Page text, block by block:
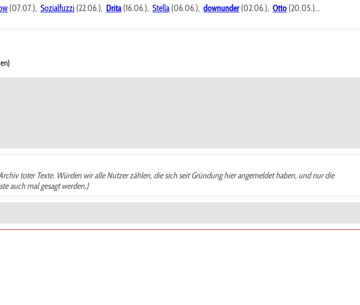
(07.07.), Sozialfuzzi (22.06.), Drita (16.06.), Stella (06.06.), downunder(02.06.), Otto (20.05.)...
toter Texte. Würden wir alle Nutzer zählen, die sich seit Gründung hier angemeldet haben, und nur die
auch mal gesagt werden.)